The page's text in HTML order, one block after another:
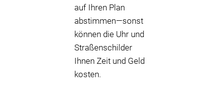
auf Ihren Plan
abstimmen—sonst
können die Uhr und
Straßenschilder
Ihnen Zeit und Geld
kosten.